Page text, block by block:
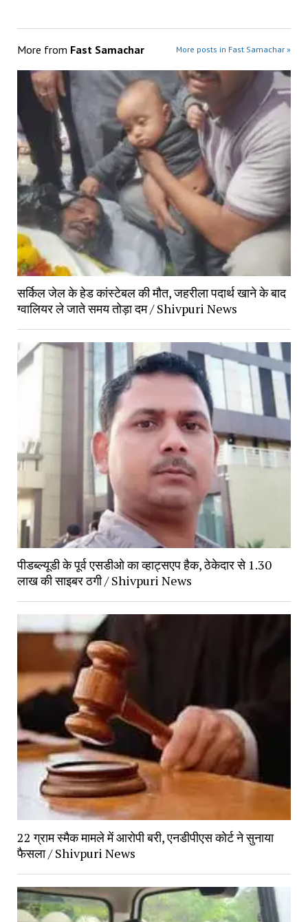
More from Fast Samachar More posts in Fast Samachar »
सर्किल जेल के हेड कांस्टेबल की मौत, जहरीला पदार्थ खाने के बाद
ग्वालियर ले जाते समय तोड़ा दम / Shivpuri News
पीडब्ल्यूडी के पूर्व एसडीओ का व्हाट्सएप हैक, ठेकेदार से 1.30
लाख की साइबर ठगी / Shivpuri News
22 ग्राम स्मैक मामले में आरोपी बरी, एनडीपीएस कोर्ट ने सुनाया
फैसला / Shivpuri News